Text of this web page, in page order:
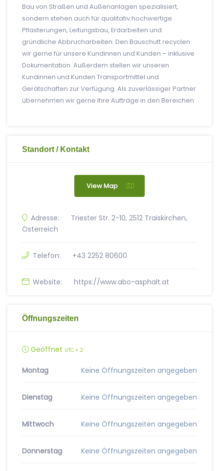
Bau von Straßen und Außenanlagen spezialisiert,
sondern stehen auch für qualitativ hochwertige
Pflasterungen, Leitungsbau, Erdarbeiten und
gründliche Abbrucharbeiten. Den Bauschutt recyclen
wir gerne für unsere Kundinnen und Kunden – inklusive
Dokumentation. Außerdem stellen wir unseren
Kundinnen und Kunden Transportmittel und
Gerätschaften zur Verfügung. Als zuverlässiger Partner
übernehmen wir gerne Ihre Aufträge in den Bereichen
Standort / Kontakt
View Map
Adresse:
Triester Str. 2-10, 2512 Traiskirchen,
Österreich
Telefon: +43 2252 80600
Website: https://www.abo-asphalt.at
Öffnungszeiten
Geöffnet UTC + 2
Montag Keine Öffnungszeiten angegeben
Dienstag Keine Öffnungszeiten angegeben
Mittwoch Keine Öffnungszeiten angegeben
Donnerstag Keine Öffnungszeiten angegeben